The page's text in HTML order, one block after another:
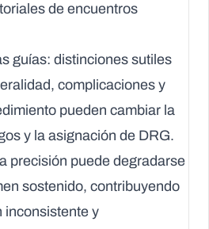
de encuentros
guías: distinciones sutiles
complicaciones y
pueden cambiar la
y la asignación de DRG.
precisión puede degradarse
sostenido, contribuyendo
inconsistente y